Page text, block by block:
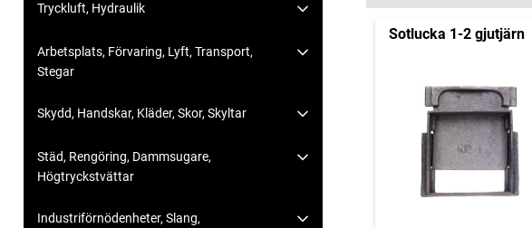
Tryckluft, Hydraulik
Arbetsplats, Förvaring, Lyft, Transport,
Stegar
Skydd, Handskar, Kläder, Skor, Skyltar
Städ, Rengöring, Dammsugare,
Högtryckstvättar
Industriförnödenheter, Slang,
Sotlucka 1-2 gjutjärn